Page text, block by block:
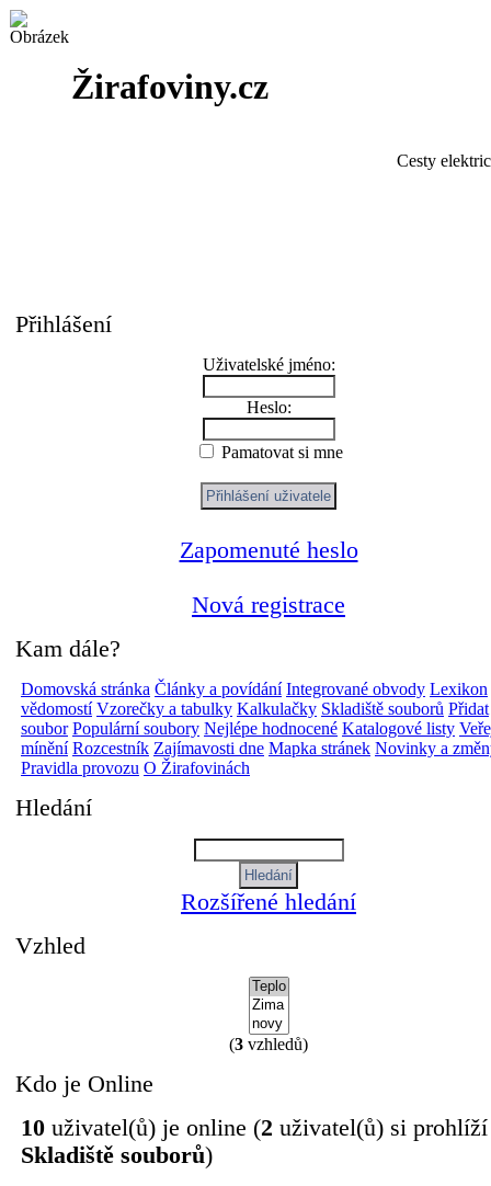
Žirafoviny.cz
Cesty
Přihlášení
Uživatelské jméno:
Heslo:
Pamatovat si mne
Zapomenuté heslo
Nová registrace
Kam dále?
Domovská stránka Články a povídání Integrované obvody Lexikon
vědomostí Vzorečky a tabulky Kalkulačky Skladiště souborů Přidat
soubor Populární soubory Nejlépe hodnocené Katalogové listy
mínění Rozcestník Zajímavosti dne Mapka stránek Novinky a
Pravidla provozu O Žirafovinách
Hledání
Rozšířené hledání
Vzhled
(3 vzhledů)
Kdo je Online
10 uživatel(ů) je online (2 uživatel(ů) si prohlíží
Skladiště souborů)